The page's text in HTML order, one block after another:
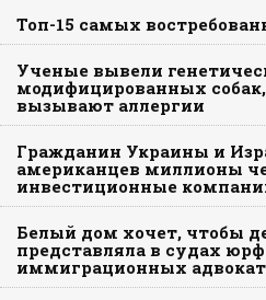
Топ-15 самых
Ученые вывели
модифицированных
вызывают аллергии
Гражданин Украины и
американцев миллионы
инвестиционные
Белый дом хочет, чтобы
представляла в судах
иммиграционных